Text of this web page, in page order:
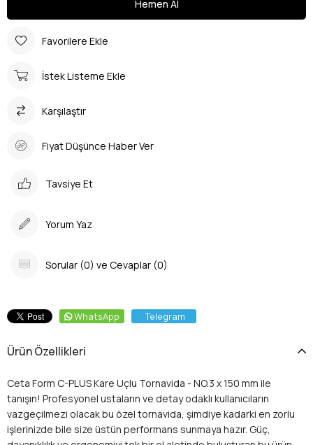
Favorilere Ekle
İstek Listeme Ekle
Karşılaştır
Fiyat Düşünce Haber Ver
Tavsiye Et
Yorum Yaz
Sorular (0) ve Cevaplar (0)
WhatsApp Telegram
Ürün Özellikleri
Ceta Form C-PLUS Kare Uçlu Tornavida - NO.3 x 150 mm ile
tanışın! Profesyonel ustaların ve detay odaklı kullanıcıların
vazgeçilmezi olacak bu özel tornavida, şimdiye kadarki en zorlu
işlerinizde bile size üstün performans sunmaya hazır. Güç,